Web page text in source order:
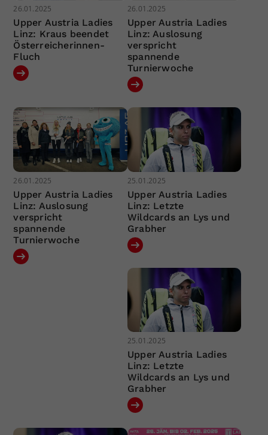
26.01.2025
Upper Austria Ladies
Linz: Kraus beendet
Österreicherinnen-
Fluch
26.01.2025
Upper Austria Ladies
Linz: Auslosung
verspricht
spannende
Turnierwoche
26.01.2025
Upper Austria Ladies
Linz: Auslosung
verspricht
spannende
Turnierwoche
25.01.2025
Upper Austria Ladies
Linz: Letzte
Wildcards an Lys und
Grabher
25.01.2025
Upper Austria Ladies
Linz: Letzte
Wildcards an Lys und
Grabher